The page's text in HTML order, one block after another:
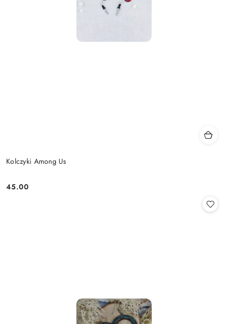
Kolczyki Among Us
Cena:
45.00